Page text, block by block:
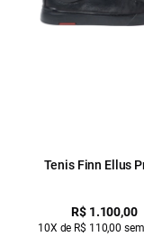
Tenis Finn Ellus
R$ 1.100,00
10X de R$ 110,00